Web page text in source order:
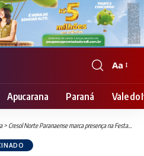
Font
Resizer
Aa
Apucarana Paraná Vale do
> Cresol Norte Paranaense marca presença na Festa do Milho de Mauá da Serra